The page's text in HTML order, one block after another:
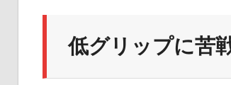
低グリップに苦